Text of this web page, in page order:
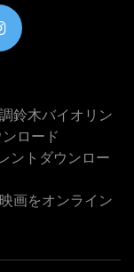
鈴木バイオリン
ロード
ントダウンロー
画をオンライン